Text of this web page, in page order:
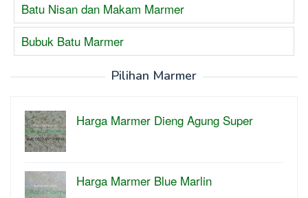
Batu Nisan dan Makam Marmer
Bubuk Batu Marmer
Pilihan Marmer
Harga Marmer Dieng Agung Super
Harga Marmer Blue Marlin